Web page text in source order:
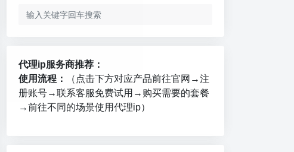
代理ip服务商推荐：
使用流程：
（点击下方对应产品前往官网→注
册账号→联系客服免费试用→购买需要的套餐
→前往不同的场景使用代理ip）